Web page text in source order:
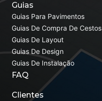
Guias
Guias Para Pavimentos
Guias De Compra De Cestos
Guias De Layout
Guias De Design
Guias De Instalação
FAQ
Clientes